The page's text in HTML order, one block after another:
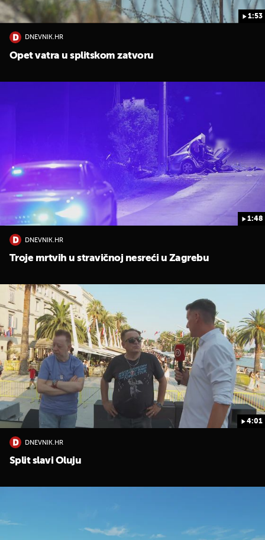
1:53
DNEVNIK.HR
Opet vatra u splitskom zatvoru
1:48
DNEVNIK.HR
Troje mrtvih u stravičnoj nesreći u Zagrebu
4:01
DNEVNIK.HR
Split slavi Oluju
UKLJUČITE NOTIFIKACIJE